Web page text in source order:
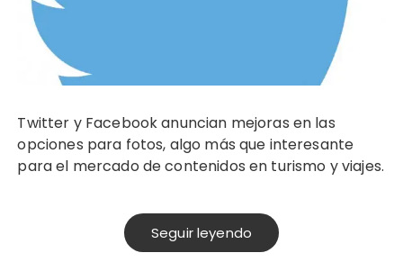
Twitter y Facebook anuncian mejoras en las
opciones para fotos, algo más que interesante
para el mercado de contenidos en turismo y viajes.
Seguir leyendo